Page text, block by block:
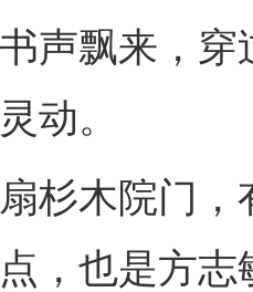
声飘来，
动。
木院门，
，也是方